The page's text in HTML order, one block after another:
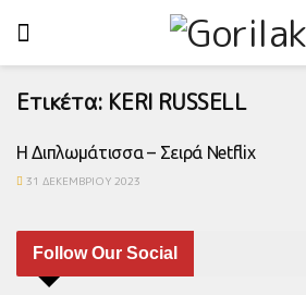
Ετικέτα: KERI RUSSELL
Η Διπλωμάτισσα – Σειρά Netflix
31 ΔΕΚΕΜΒΡΊΟΥ 2023
Follow Our Social